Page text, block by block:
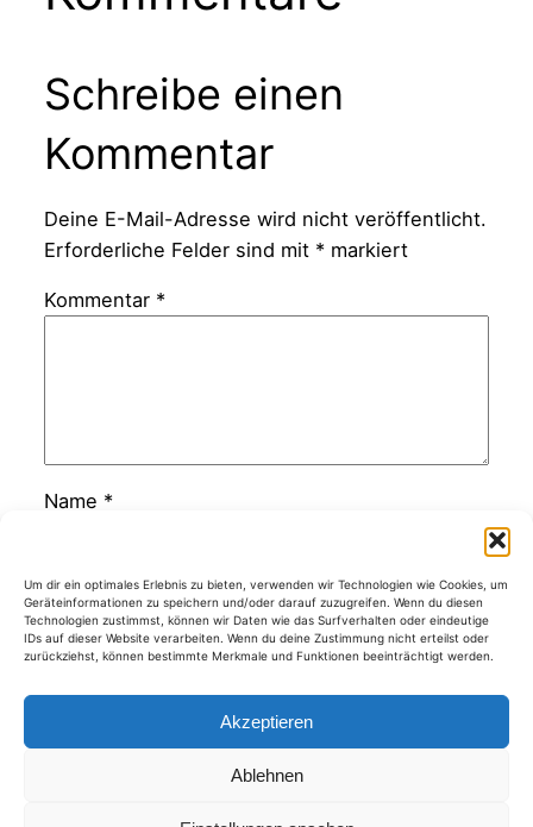
Um dir ein optimales Erlebnis zu bieten, verwenden wir Technologien wie Cookies, um
Geräteinformationen zu speichern und/oder darauf zuzugreifen. Wenn du diesen
Technologien zustimmst, können wir Daten wie das Surfverhalten oder eindeutige
IDs auf dieser Website verarbeiten. Wenn du deine Zustimmung nicht erteilst oder
zurückziehst, können bestimmte Merkmale und Funktionen beeinträchtigt werden.
Akzeptieren
Ablehnen
Schreibe einen
Kommentar
Deine E-Mail-Adresse wird nicht veröffentlicht.
Erforderliche Felder sind mit *markiert
Kommentar *
Name *
E-Mail-Adresse*
Website